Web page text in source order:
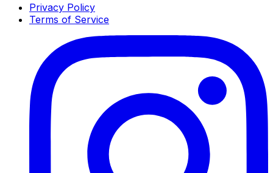
Privacy Policy
Terms of Service